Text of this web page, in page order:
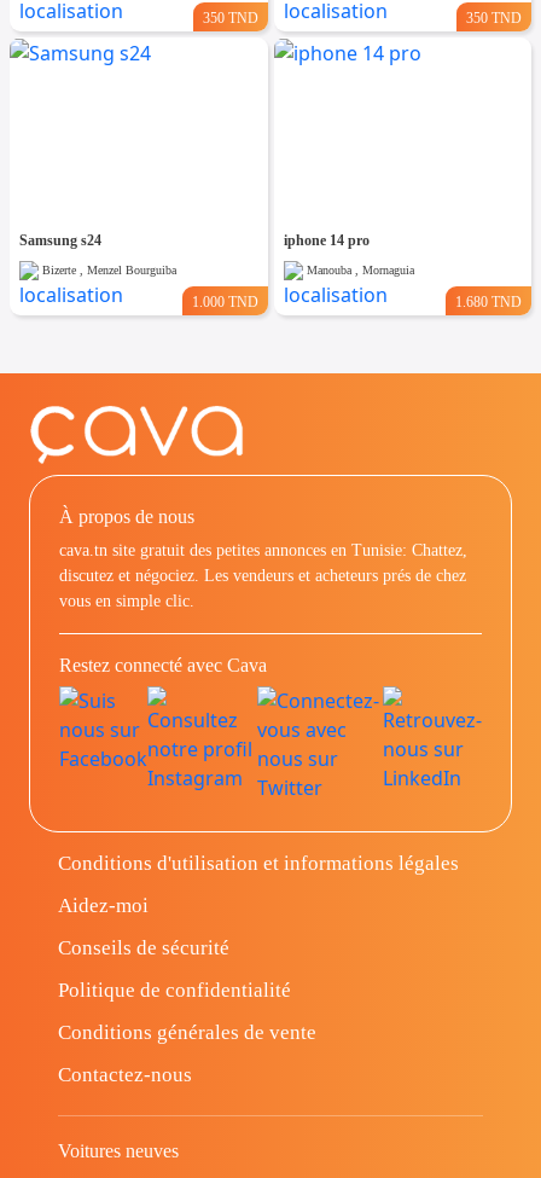
350 TND 350 TND
Samsung s24
Bizerte , Menzel Bourguiba
1.000 TND
iphone 14 pro
Manouba , Mornaguia
1.680 TND
À propos de nous
cava.tn site gratuit des petites annonces en Tunisie: Chattez,
discutez et négociez. Les vendeurs et acheteurs prés de chez
vous en simple clic.
Restez connecté avec Cava
Conditions d'utilisation et informations légales
Aidez-moi
Conseils de sécurité
Politique de confidentialité
Conditions générales de vente
Contactez-nous
Voitures neuves